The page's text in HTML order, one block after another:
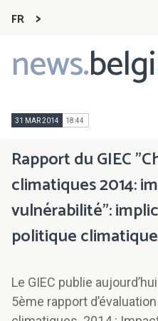
FR
news.
Main
navigation
31 MAR 2014 18:44
Rapport du GIEC
climatiques 2014:
vulnérabilité":
politique climatique
Le GIEC publie
5ème rapport